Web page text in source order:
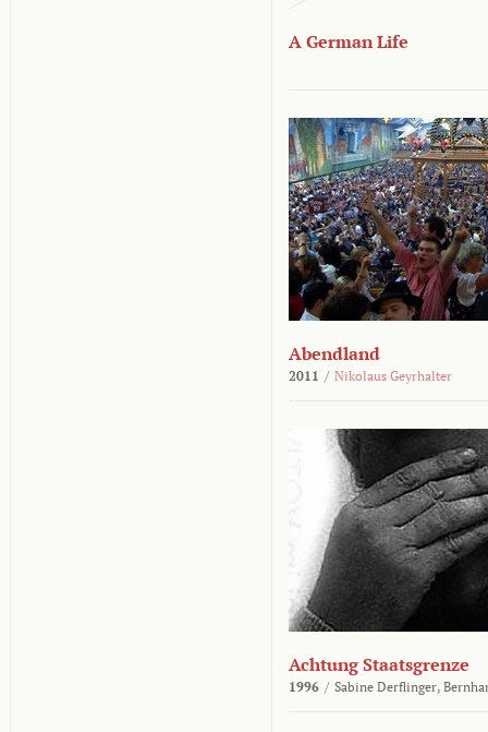
A German Life
Abendland
2011 / Nikolaus Geyrhalter
Achtung Staatsgrenze
1996 / Sabine Derflinger,